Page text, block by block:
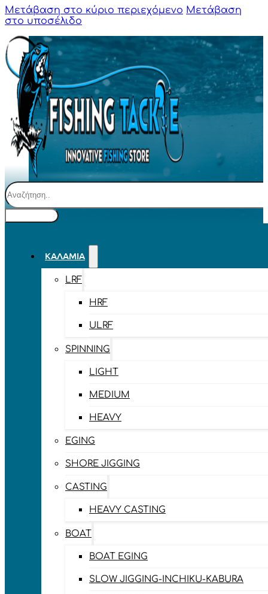
Μετάβαση στο κύριο περιεχόμενο Μετάβαση
στο υποσέλιδο
Αναζήτηση
ΚΑΛΆΜΙΑ
LRF
HRF
ULRF
SPINNING
LIGHT
MEDIUM
HEAVY
EGING
SHORE JIGGING
CASTING
HEAVY CASTING
BOAT
BOAT EGING
SLOW JIGGING-INCHIKU-KABURA